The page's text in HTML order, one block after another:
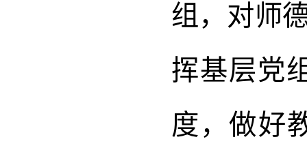
组，对师
挥基层党
度，做好